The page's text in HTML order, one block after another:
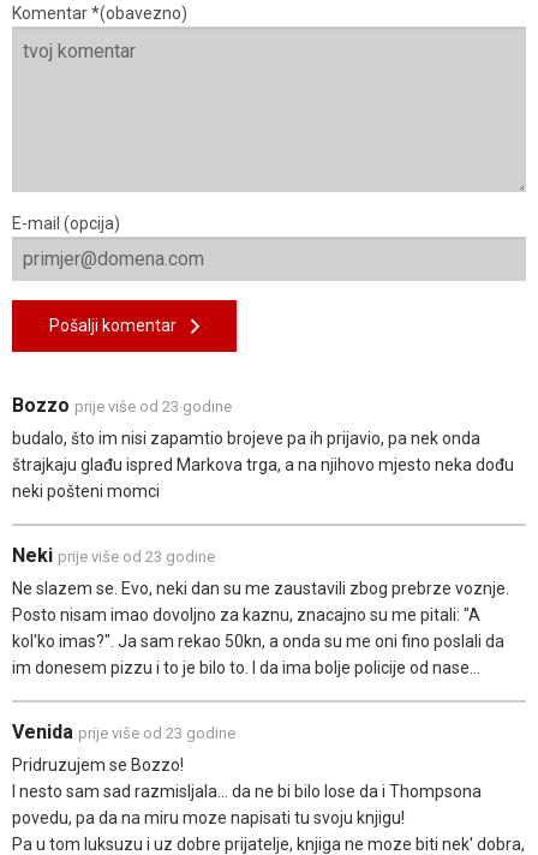
Komentar *(obavezno)
E-mail (opcija)
Pošalji komentar
Bozzo prije više od 23 godine
budalo, što im nisi zapamtio brojeve pa ih prijavio, pa nek onda
štrajkaju glađu ispred Markova trga, a na njihovo mjesto neka dođu
neki pošteni momci
Neki prije više od 23 godine
Ne slazem se. Evo, neki dan su me zaustavili zbog prebrze voznje.
Posto nisam imao dovoljno za kaznu, znacajno su me pitali: "A
kol'ko imas?". Ja sam rekao 50kn, a onda su me oni fino poslali da
im donesem pizzu i to je bilo to. I da ima bolje policije od nase...
Venida prije više od 23 godine
Pridruzujem se Bozzo!
I nesto sam sad razmisljala... da ne bi bilo lose da i Thompsona
povedu, pa da na miru moze napisati tu svoju knjigu!
Pa u tom luksuzu i uz dobre prijatelje, knjiga ne moze biti nek' dobra,